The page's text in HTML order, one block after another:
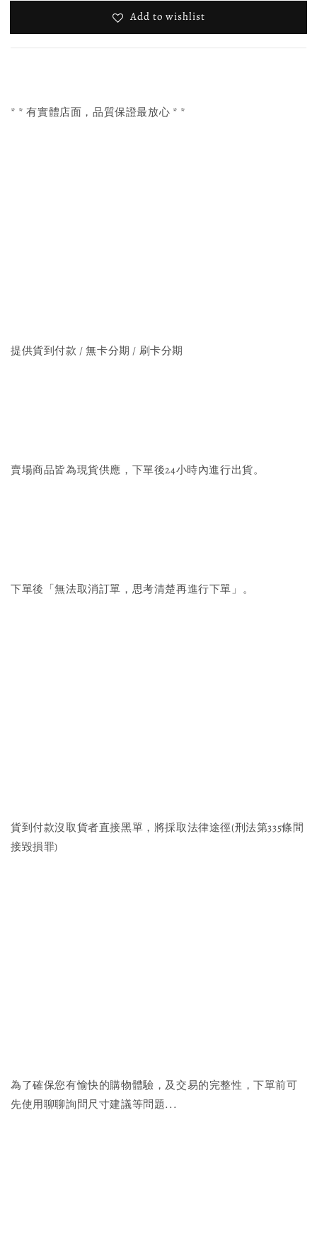
Add to wishlist
* * 有實體店面，品質保證最放心 * *
提供貨到付款 / 無卡分期 / 刷卡分期
賣場商品皆為現貨供應，下單後24小時內進行出貨。
下單後「無法取消訂單，思考清楚再進行下單」。
貨到付款沒取貨者直接黑單，將採取法律途徑(刑法第335條間
接毀損罪)
為了確保您有愉快的購物體驗，及交易的完整性，下單前可
先使用聊聊詢問尺寸建議等問題...